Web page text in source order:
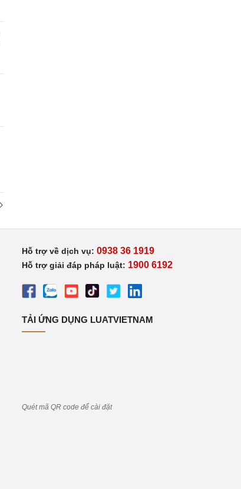
Hỗ trợ về dịch vụ: 0938 36 1919
Hỗ trợ giải đáp pháp luật: 1900 6192
TẢI ỨNG DỤNG LUATVIETNAM
Quét mã QR code để cài đặt